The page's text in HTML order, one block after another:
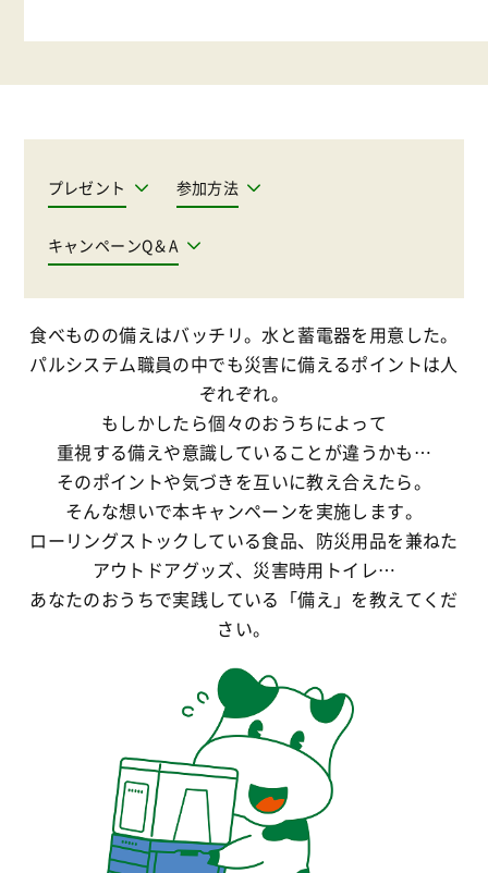
プレゼント 参加方法
キャンペーンQ＆A
食べものの備えはバッチリ。水と蓄電器を用意した。
パルシステム職員の中でも災害に備えるポイントは人
ぞれぞれ。
もしかしたら個々のおうちによって
重視する備えや意識していることが違うかも…
そのポイントや気づきを互いに教え合えたら。
そんな想いで本キャンペーンを実施します。
ローリングストックしている食品、防災用品を兼ねた
アウトドアグッズ、災害時用トイレ…
あなたのおうちで実践している「備え」を教えてくだ
さい。